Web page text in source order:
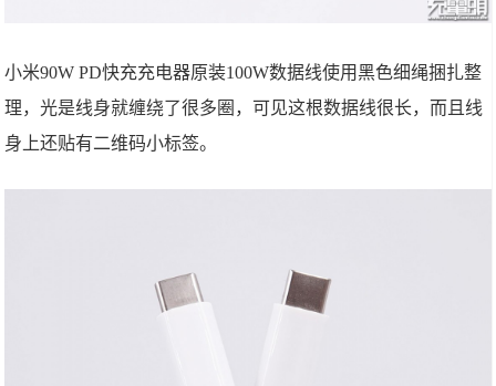
小米90W PD快充充电器原装100W数据线使用黑色细绳捆扎整
理，光是线身就缠绕了很多圈，可见这根数据线很长，而且线
身上还贴有二维码小标签。